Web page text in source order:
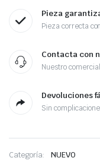
Pieza
Pieza correcta
Contacta con
Nuestro
Devoluciones
Sin
Categoría: NUEVO